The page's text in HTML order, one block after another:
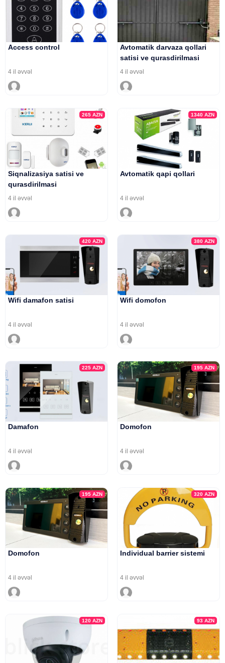
Access control
4 il əvvəl
Avtomatik darvaza qollari
satisi ve qurasdirilmasi
4 il əvvəl
265AZN
Siqnalizasiya satisi ve
qurasdirilmasi
4 il əvvəl
1340 AZN
Avtomatik qapi qollari
4 il əvvəl
420AZN
Wifi damafon satisi
4 il əvvəl
380 AZN
Wifi domofon
4 il əvvəl
225AZN
Damafon
4 il əvvəl
195 AZN
Domofon
4 il əvvəl
195AZN
Domofon
4 il əvvəl
320 AZN
Individual barrier sistemi
4 il əvvəl
120AZN 93 AZN